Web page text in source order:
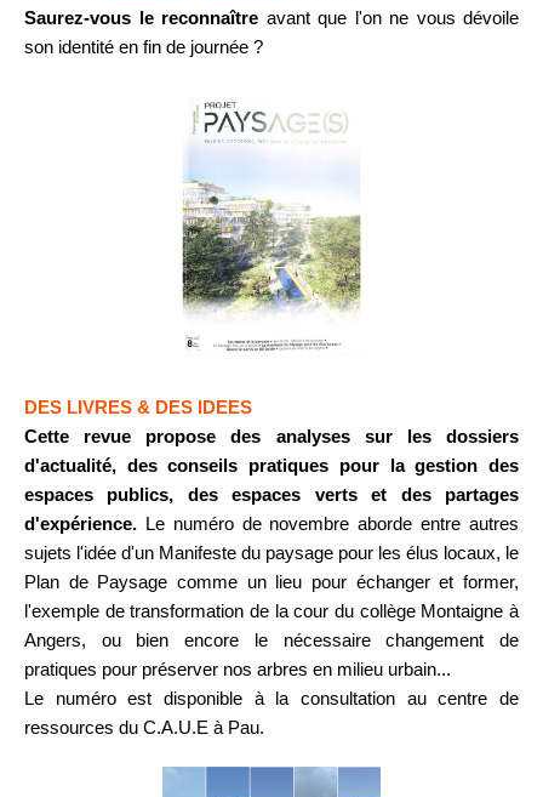
Saurez-vous le reconnaître avant que l'on ne vous dévoile
son identité en fin de journée ?
DES LIVRES & DES IDEES
Cette revue propose des analyses sur les dossiers
d'actualité, des conseils pratiques pour la gestion des
espaces publics, des espaces verts et des partages
d'expérience. Le numéro de novembre aborde entre autres
sujets l'idée d'un Manifeste du paysage pour les élus locaux, le
Plan de Paysage comme un lieu pour échanger et former,
l'exemple de transformation de la cour du collège Montaigne à
Angers, ou bien encore le nécessaire changement de
pratiques pour préserver nos arbres en milieu urbain...
Le numéro est disponible à la consultation au centre de
ressources du C.A.U.E à Pau.